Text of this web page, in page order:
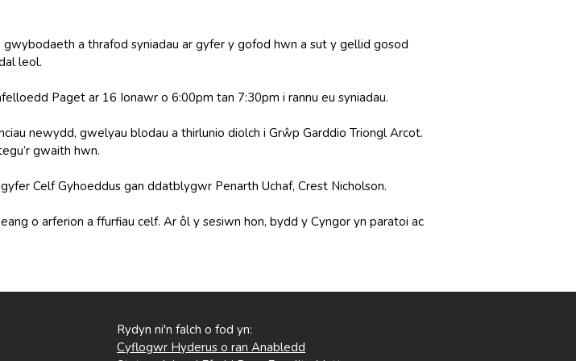
a thrafod syniadau ar gyfer y gofod hwn a sut y gellid gosod
leol.
Paget ar 16 Ionawr o 6:00pm tan 7:30pm i rannu eu syniadau.
newydd, gwelyau blodau a thirlunio diolch i Grŵp Garddio Triongl Arcot.
gwaith hwn.
Celf Gyhoeddus gan ddatblygwr Penarth Uchaf, Crest Nicholson.
o arferion a ffurfiau celf. Ar ôl y sesiwn hon, bydd y Cyngor yn paratoi ac
Rydyn ni'n falch o fod yn:
Cyflogwr Hyderus o ran Anabledd